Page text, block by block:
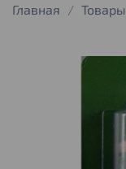
Главная